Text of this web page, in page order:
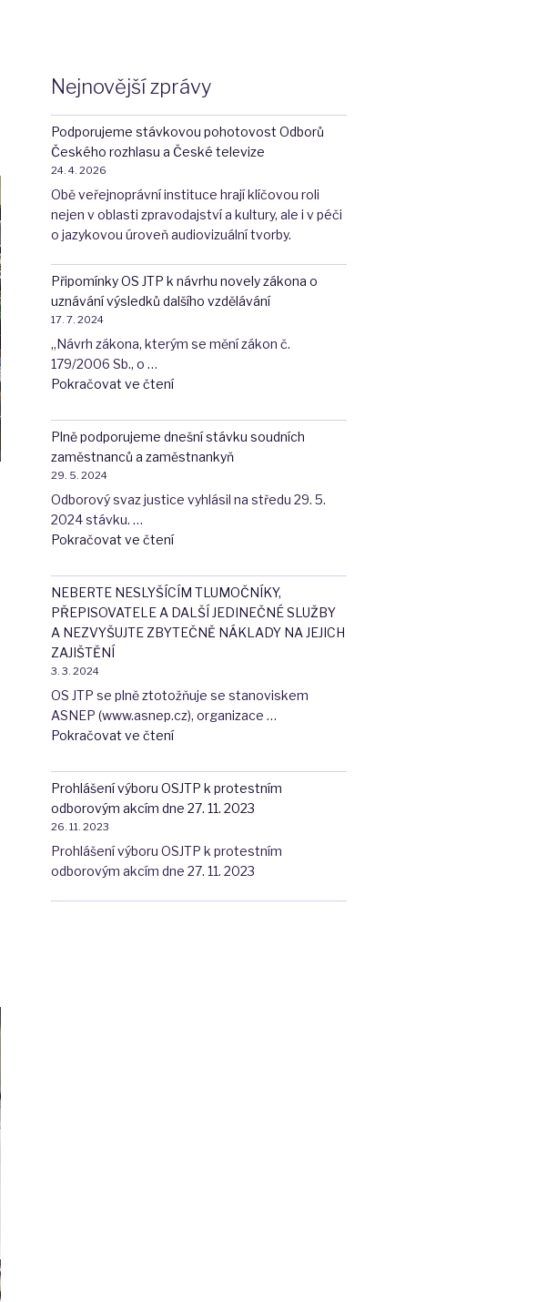
Nejnovější zprávy
Podporujeme stávkovou pohotovost Odborů
Českého rozhlasu a České televize
24. 4. 2026
Obě veřejnoprávní instituce hrají klíčovou roli
nejen v oblasti zpravodajství a kultury, ale i v péči
o jazykovou úroveň audiovizuální tvorby.
Připomínky OS JTP k návrhu novely zákona o
uznávání výsledků dalšího vzdělávání
17. 7. 2024
„Návrh zákona, kterým se mění zákon č.
179/2006 Sb., o …
Pokračovat ve čtení"Připomínky
JTP
k
návrhu
zákona
uznávání
dalšího
vzdělávání"
Plně podporujeme dnešní stávku soudních
zaměstnanců a zaměstnankyň
29. 5. 2024
Odborový svaz justice vyhlásil na středu 29. 5.
2024 stávku. …
Pokračovat ve čtení"Plně
dnešní
stávku
soudních
zaměstnanců
NEBERTE NESLYŠÍCÍM TLUMOČNÍKY,
PŘEPISOVATELE A DALŠÍ JEDINEČNÉ SLUŽBY
A NEZVYŠUJTE ZBYTEČNĚ NÁKLADY NA JEJICH
ZAJIŠTĚNÍ
3. 3. 2024
OS JTP se plně ztotožňuje se stanoviskem
ASNEP (www.asnep.cz), organizace …
Pokračovat ve čtení"NEBERTE
TLUMOČNÍKY,
PŘEPISOVATELE
A
JEDINEČNÉ
SLUŽBY
Prohlášení výboru OSJTP k protestním
odborovým akcím dne 27. 11. 2023
26. 11. 2023
Prohlášení výboru OSJTP k protestním
odborovým akcím dne 27. 11. 2023